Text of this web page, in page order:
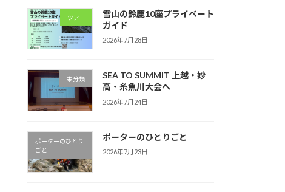
ツアー
雪山の鈴鹿10座プライベート
ガイド
2026年7月28日
未分類
SEA TO SUMMIT 上越・妙
高・糸魚川大会へ
2026年7月24日
ポーターのひとり
ごと
ポーターのひとりごと
2026年7月23日